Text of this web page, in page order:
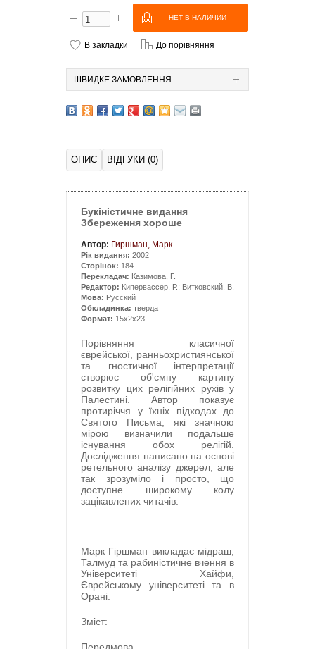
В закладки До порівняння
ШВИДКЕ ЗАМОВЛЕННЯ
ОПИС ВІДГУКИ (0)
Букіністичне видання
Збереження хороше
Автор: Гиршман, Марк
Рік видання: 2002
Сторінок: 184
Перекладач: Казимова, Г.
Редактор: Кипервассер, Р.; Витковский, В.
Мова: Русский
Обкладинка: тверда
Формат: 15x2x23
Порівняння класичної
єврейської, ранньохристиянської
та гностичної інтерпретації
створює об'ємну картину
розвитку цих релігійних рухів у
Палестині. Автор показує
протиріччя у їхніх підходах до
Святого Письма, які значною
мірою визначили подальше
існування обох релігій.
Дослідження написано на основі
ретельного аналізу джерел, але
так зрозуміло і просто, що
доступне широкому колу
зацікавлених читачів.
Марк Гіршман викладає мідраш,
Талмуд та рабиністичне вчення в
Університеті Хайфи,
Єврейському університеті та в
Орані.
Зміст: